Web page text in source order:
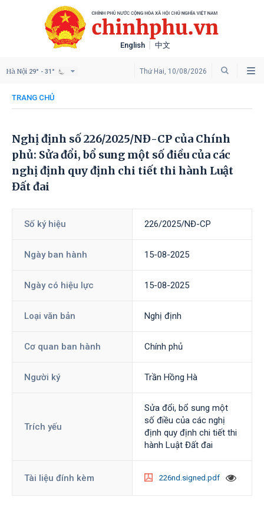
English 中文
Thứ Hai, 10/08/2026
Hà Nội 29° - 31°
TRANG CHỦ
Nghị định số 226/2025/NĐ-CP của Chính
phủ: Sửa đổi, bổ sung một số điều của các
nghị định quy định chi tiết thi hành Luật
Đất đai
Số ký hiệu 226/2025/NĐ-CP
Ngày ban hành 15-08-2025
Ngày có hiệu lực 15-08-2025
Loại văn bản Nghị định
Cơ quan ban hành Chính phủ
Người ký Trần Hồng Hà
Trích yếu
Sửa đổi, bổ sung một
số điều của các nghị
định quy định chi tiết thi
hành Luật Đất đai
Tài liệu đính kèm 226nd.signed.pdf